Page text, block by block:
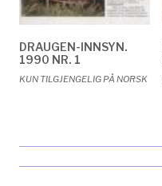
DRAUGEN-INNSYN.
1990 NR. 1
KUN TILGJENGELIG PÅ NORSK